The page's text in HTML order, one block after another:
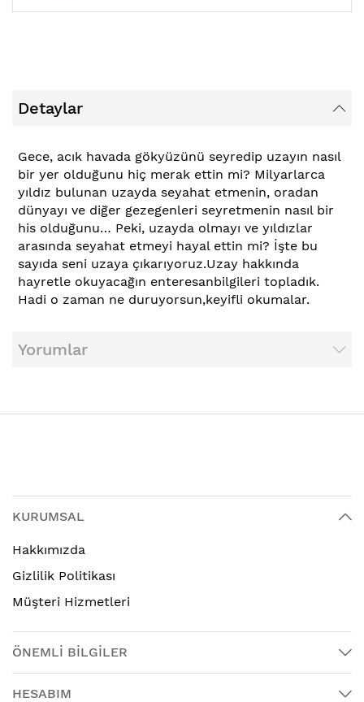
Detaylar
Gece, acık havada gökyüzünü seyredip uzayın nasıl
bir yer olduğunu hiç merak ettin mi? Milyarlarca
yıldız bulunan uzayda seyahat etmenin, oradan
dünyayı ve diğer gezegenleri seyretmenin nasıl bir
his olduğunu… Peki, uzayda olmayı ve yıldızlar
arasında seyahat etmeyi hayal ettin mi? İşte bu
sayıda seni uzaya çıkarıyoruz.Uzay hakkında
hayretle okuyacağın enteresanbilgileri topladık.
Hadi o zaman ne duruyorsun,keyifli okumalar.
Yorumlar
KURUMSAL
Hakkımızda
Gizlilik Politikası
Müşteri Hizmetleri
ÖNEMLİ BİLGİLER
HESABIM